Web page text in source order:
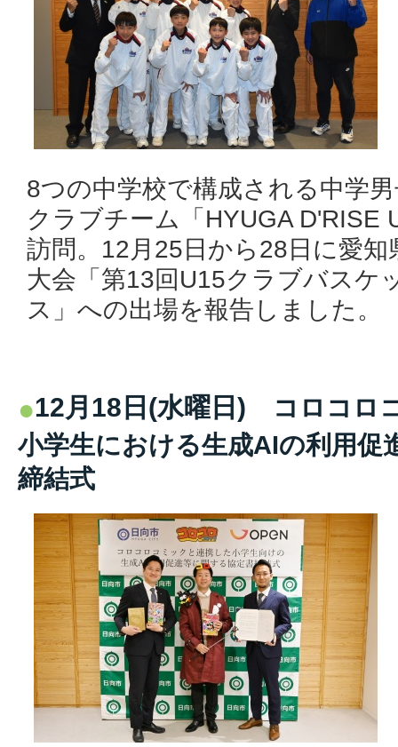
8つの中学校で構成される中学
クラブチーム「HYUGA D'RISE
訪問。12月25日から28日に愛
大会「第13回U15クラブバスケ
ス」への出場を報告しました。
12月18日(水曜日)
コロコロ
小学生における生成AIの利用促
締結式